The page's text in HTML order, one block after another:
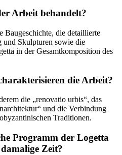
Arbeit behandelt?
Baugeschichte, die detaillierte
und Skulpturen sowie die
in der Gesamtkomposition des
die Arbeit?
die „renovatio urbis“, das
und die Verbindung
Traditionen.
Programm der Logetta
Zeit?